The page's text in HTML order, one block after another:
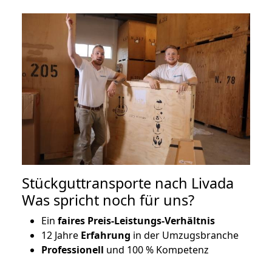
Stückguttransporte nach Livada
Was spricht noch für uns?
Ein faires Preis-Leistungs-Verhältnis
12 Jahre Erfahrung in der Umzugsbranche
Professionell und 100 % Kompetenz